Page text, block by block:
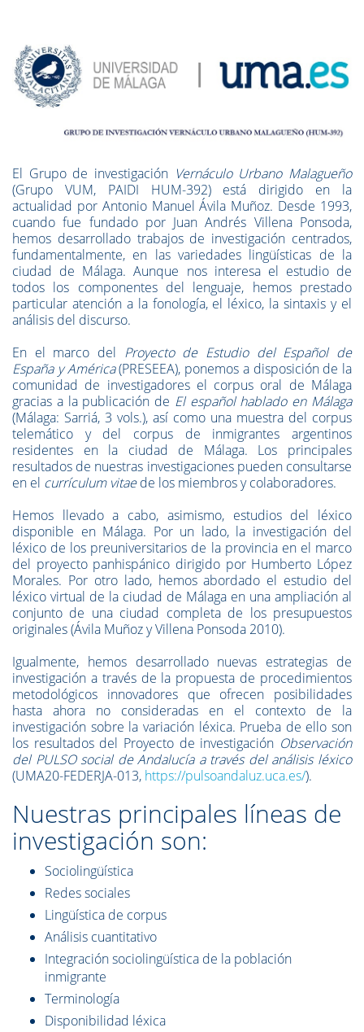
El Grupo de investigación Vernáculo Urbano Malagueño
(Grupo VUM, PAIDI HUM-392) está dirigido en la
actualidad por Antonio Manuel Ávila Muñoz. Desde 1993,
cuando fue fundado por Juan Andrés Villena Ponsoda,
hemos desarrollado trabajos de investigación centrados,
fundamentalmente, en las variedades lingüísticas de la
ciudad de Málaga. Aunque nos interesa el estudio de
todos los componentes del lenguaje, hemos prestado
particular atención a la fonología, el léxico, la sintaxis y el
análisis del discurso.
En el marco del Proyecto de Estudio del Español de
España y América(PRESEEA), ponemos a disposición de la
comunidad de investigadores el corpus oral de Málaga
gracias a la publicación de El español hablado en Málaga
(Málaga: Sarriá, 3 vols.), así como una muestra del corpus
telemático y del corpus de inmigrantes argentinos
residentes en la ciudad de Málaga. Los principales
resultados de nuestras investigaciones pueden consultarse
en el currículum vitaede los miembros y colaboradores.
Hemos llevado a cabo, asimismo, estudios del léxico
disponible en Málaga. Por un lado, la investigación del
léxico de los preuniversitarios de la provincia en el marco
del proyecto panhispánico dirigido por Humberto López
Morales. Por otro lado, hemos abordado el estudio del
léxico virtual de la ciudad de Málaga en una ampliación al
conjunto de una ciudad completa de los presupuestos
originales (Ávila Muñoz y Villena Ponsoda 2010).
Igualmente, hemos desarrollado nuevas estrategias de
investigación a través de la propuesta de procedimientos
metodológicos innovadores que ofrecen posibilidades
hasta ahora no consideradas en el contexto de la
investigación sobre la variación léxica. Prueba de ello son
los resultados del Proyecto de investigación Observación
del PULSO social de Andalucía a través del análisis léxico
(UMA20-FEDERJA-013, https://pulsoandaluz.uca.es/).
Nuestras principales líneas de
investigación son:
Sociolingüística
Redes sociales
Lingüística de corpus
Análisis cuantitativo
Integración sociolingüística de la población
inmigrante
Terminología
Disponibilidad léxica